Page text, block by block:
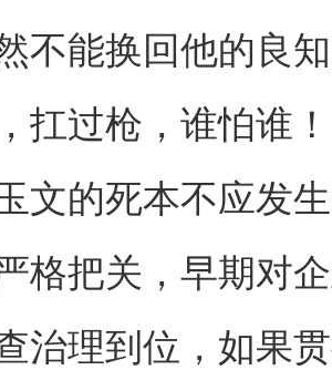
不能换回他的良
扛过枪，谁怕谁！
文的死本不应发
格把关，早期对
治理到位，如果